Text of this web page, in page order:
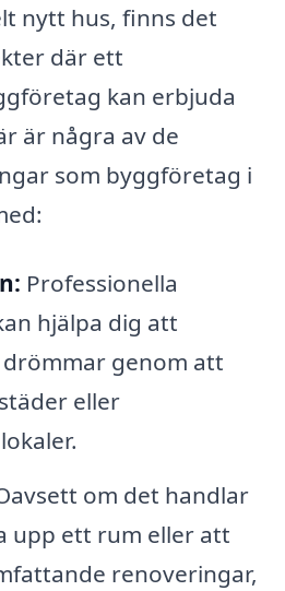
nytt hus, finns det
där ett
kan erbjuda
är några av de
som byggföretag i
Professionella
hjälpa dig att
genom att
eller
om det handlar
upp ett rum eller att
renoveringar,